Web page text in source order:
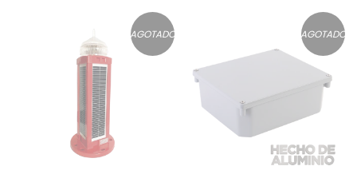
AGOTADO AGOTADO